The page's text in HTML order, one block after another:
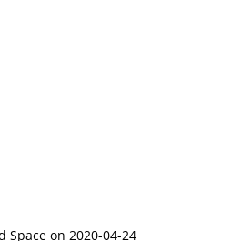
Space on 2020-04-24